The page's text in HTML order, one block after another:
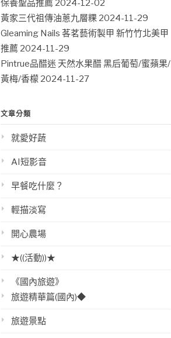
保養聖品推薦 2024-12-02
黃家三代祖傳油蔥九層粿 2024-11-29
Gleaming Nails 茖茗藝術製甲 新竹竹北美甲
推薦 2024-11-29
Pintrue品醋迷 天然水果醋 黑后葡萄/蜜蘋果/
黃梅/香檬 2024-11-27
文章分類
就愛好蔬
AI短影音
早餐吃什麼？
輕描淡寫
開心農場
★((活動))★
《國內旅遊》
旅遊精華篇(國內)◆
旅遊景點